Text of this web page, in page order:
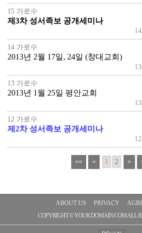
15 가로수
제3차 성서족보 공개세미나
14 가로수
2013년 2월 17일, 24일 (창대교회)
13 가로수
2013년 1월 25일 평안교회
12 가로수
제2차 성서족보 공개세미나
1 2
ABOUT US PRIVACY
COPYRIGHT © YOUR.DOMAIN.COM ALL